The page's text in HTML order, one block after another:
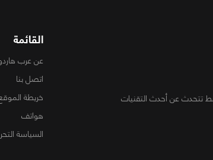
تتحدث عن أحدث التقنيات
القائمة
عن عرب
اتصل بنا
خريطة
هواتف
السياسة